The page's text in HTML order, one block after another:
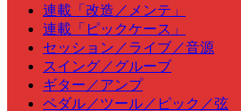
連載「改造／メンテ」
連載「ピックケース」
セッション／ライブ／音源
スイング／グルーブ
ギター／アンプ
ペダル／ツール／ピック／弦